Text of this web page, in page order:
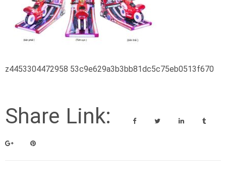
z4453304472958 53c9e629a3b3bb81dc5c75eb0513f670
Share Link: